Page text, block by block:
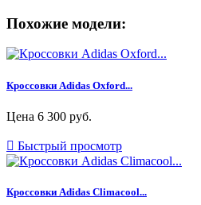
Похожие модели:
Кроссовки Adidas Oxford...
Цена 6 300 руб.
 Быстрый просмотр
Кроссовки Adidas Climacool...